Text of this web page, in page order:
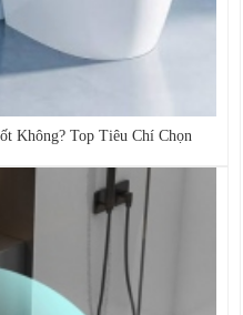
Không? Top Tiêu Chí Chọn